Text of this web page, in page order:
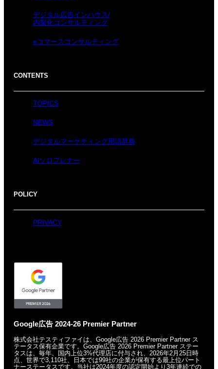
デジタル広告インハウス/
内製化コンサルティング
eコマースコンサルティング
CONTENTS
TOPICS
NEWS
デジタルマーケティング用語辞典
AIソロプレナー
POLICY
PRIVACY
Google広告 2024-26 Premier Partner
株式会社テスティファイは、Google広告 2026 Premier Partner ス
テータス保有企業です。 Google広告 2026 Premier Partner ステー
タスは、毎年、国内上位3%代理店に付与され、
2026年2月25日時
点、世界で3,110社、日本では99社の企業が保有する最上位パート
ナーステータスです。
当社は2024年度の認定開始より3年連続での